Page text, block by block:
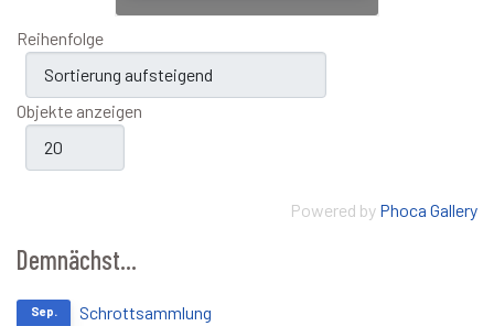
Reihenfolge
Objekte anzeigen
Powered by Phoca Gallery
Demnächst...
Sep.
Schrottsammlung